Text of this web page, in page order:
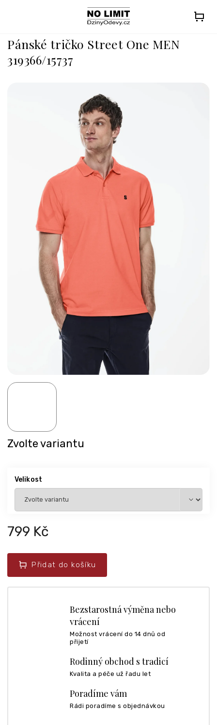
Pánské tričko Street One MEN
319366/15737
799 Kč
Zvolte variantu
Velikost
Přidat do košíku
Bezstarostná výměna nebo
vrácení
Možnost vrácení do 14 dnů od
přijetí
Rodinný obchod s tradicí
Kvalita a péče už řadu let
Poradíme vám
Rádi poradíme s objednávkou